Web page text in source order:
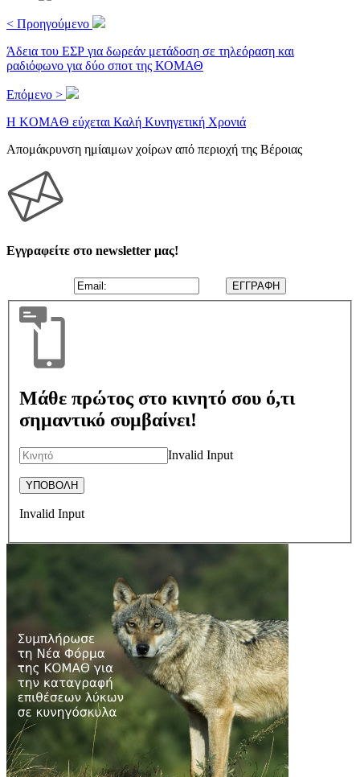
< Προηγούμενο
Άδεια του ΕΣΡ για δωρεάν μετάδοση σε τηλεόραση και
ραδιόφωνο για δύο σποτ της ΚΟΜΑΘ
Επόμενο >
H KOMAΘ εύχεται Καλή Κυνηγετική Χρονιά
Απομάκρυνση ημίαιμων χοίρων από περιοχή της Βέροιας
Εγγραφείτε στο newsletter μας!
Μάθε πρώτος στο κινητό σου ό,τι
σημαντικό συμβαίνει!
Invalid Input
Invalid Input